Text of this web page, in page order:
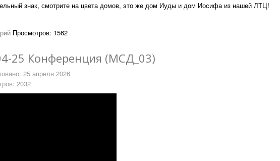
знак, смотрите на цвета домов, это же дом Иуды и дом Иосифа из нашей ЛТЦ!
Просмотров: 1562
25 Конференция (МСД_03)
25 апреля 2026
2032